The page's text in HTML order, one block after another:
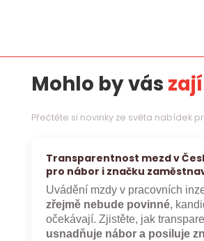
Mohlo by vás
Přečtěte si novinky ze světa nabídek
Transparentnost mezd v
pro nábor i značku
Uvádění mzdy v pracovních
zřejmě nebude povinné,
očekávají. Zjistěte, jak
usnadňuje nábor a posiluje